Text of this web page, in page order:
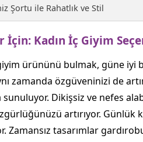
Şortu ile Rahatlık ve Stil
İçin: Kadın İç Giyim
ürününü bulmak, güne iyi
zamanda özgüveninizi de
Dikişsiz ve nefes
artırıyor. Günlük
Zamansız tasarımlar